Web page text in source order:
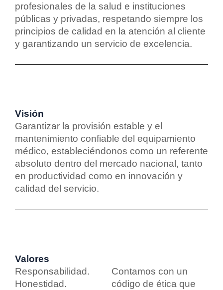
profesionales de la salud e instituciones
públicas y privadas, respetando siempre los
principios de calidad en la atención al cliente
y garantizando un servicio de excelencia.
Visión
Garantizar la provisión estable y el
mantenimiento confiable del equipamiento
médico, estableciéndonos como un referente
absoluto dentro del mercado nacional, tanto
en productividad como en innovación y
calidad del servicio.
Valores
Responsabilidad.
Honestidad.
Contamos con un
código de ética que